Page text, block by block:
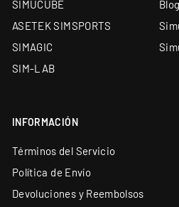
Europa
Envío desde almacén
showroom en Barcelona
Soporte técnico
disponibles
SIMUCUBE
ASETEK SIMSPORTS
SIMAGIC
SIM-LAB
Blog
INFORMACIÓN
Términos del Servicio
Política de Envío
Devoluciones y Reembolsos